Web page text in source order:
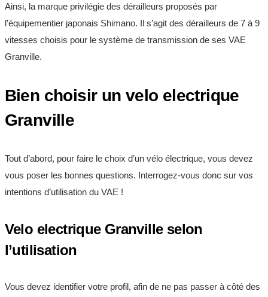
Ainsi, la marque privilégie des dérailleurs proposés par
l’équipementier japonais Shimano. Il s’agit des dérailleurs de 7 à 9
vitesses choisis pour le système de transmission de ses VAE
Granville.
Bien choisir un velo electrique
Granville
Tout d’abord, pour faire le choix d’un vélo électrique, vous devez
vous poser les bonnes questions. Interrogez-vous donc sur vos
intentions d’utilisation du VAE !
Velo electrique Granville selon
l’utilisation
Vous devez identifier votre profil, afin de ne pas passer à côté des